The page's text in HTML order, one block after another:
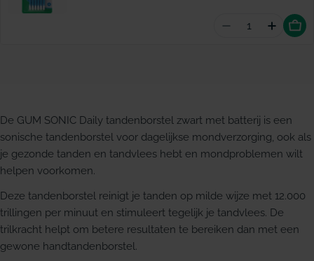
Aantal
De GUM SONIC Daily tandenborstel zwart met batterij is een
sonische tandenborstel voor dagelijkse mondverzorging, ook als
je gezonde tanden en tandvlees hebt en mondproblemen wilt
helpen voorkomen.
Deze tandenborstel reinigt je tanden op milde wijze met 12.000
trillingen per minuut en stimuleert tegelijk je tandvlees. De
trilkracht helpt om betere resultaten te bereiken dan met een
gewone handtandenborstel.